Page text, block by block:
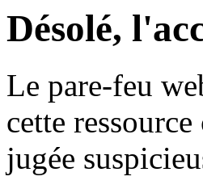
Désolé,
Le pare-feu
cette
jugée